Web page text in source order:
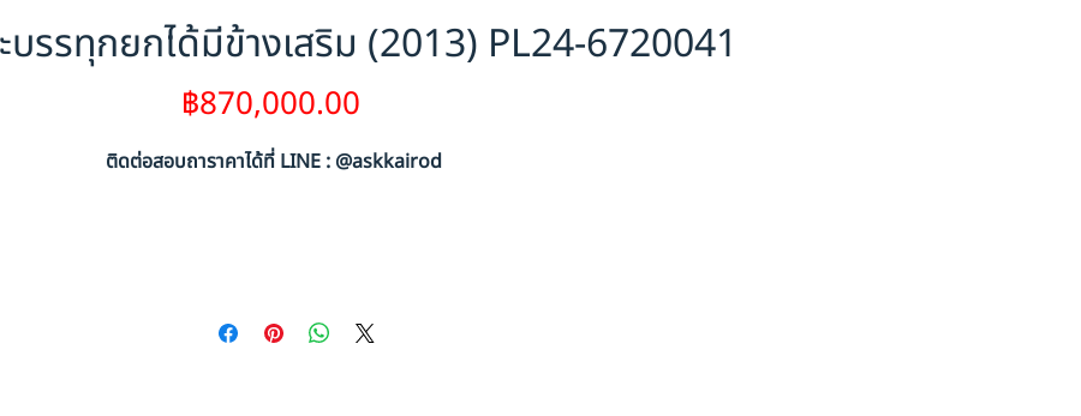
บรรทุกยกได้มีข้างเสริม (2013) PL24-6720041
฿870,000.00
ติดต่อสอบถาราคาได้ที่ LINE : @askkairod